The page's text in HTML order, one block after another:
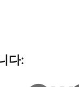
다: